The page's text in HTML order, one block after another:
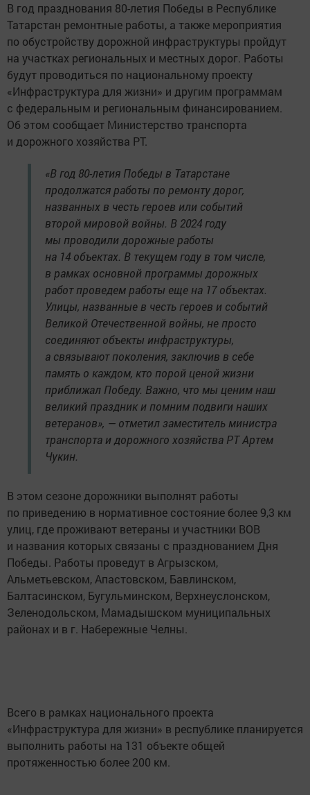
В год празднования 80-летия Победы в Республике
Татарстан ремонтные работы, а также мероприятия
по обустройству дорожной инфраструктуры пройдут
на участках региональных и местных дорог. Работы
будут проводиться по национальному проекту
«Инфраструктура для жизни» и другим программам
с федеральным и региональным финансированием.
Об этом сообщает Министерство транспорта
и дорожного хозяйства РТ.
«В год 80-летия Победы в Татарстане
продолжатся работы по ремонту дорог,
названных в честь героев или событий
второй мировой войны. В 2024 году
мы проводили дорожные работы
на 14 объектах. В текущем году в том числе,
в рамках основной программы дорожных
работ проведем работы еще на 17 объектах.
Улицы, названные в честь героев и событий
Великой Отечественной войны, не просто
соединяют объекты инфраструктуры,
а связывают поколения, заключив в себе
память о каждом, кто порой ценой жизни
приближал Победу. Важно, что мы ценим наш
великий праздник и помним подвиги наших
ветеранов», — отметил заместитель министра
транспорта и дорожного хозяйства РТ Артем
Чукин.
В этом сезоне дорожники выполнят работы
по приведению в нормативное состояние более 9,3 км
улиц, где проживают ветераны и участники ВОВ
и названия которых связаны с празднованием Дня
Победы. Работы проведут в Агрызском,
Альметьевском, Апастовском, Бавлинском,
Балтасинском, Бугульминском, Верхнеуслонском,
Зеленодольском, Мамадышском муниципальных
районах и в г. Набережные Челны.
Всего в рамках национального проекта
«Инфраструктура для жизни» в республике планируется
выполнить работы на 131 объекте общей
протяженностью более 200 км.